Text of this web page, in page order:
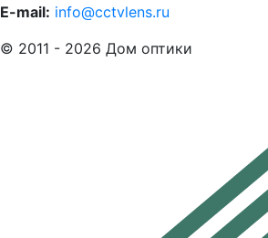
E-mail: info@cctvlens.ru
© 2011 - 2026 Дом оптики